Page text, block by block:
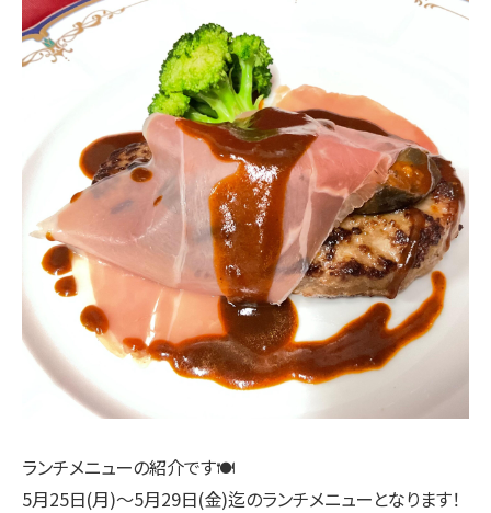
ランチメニューの紹介です🍽
5月25日(月)〜5月29日(金)迄のランチメニューとなります！